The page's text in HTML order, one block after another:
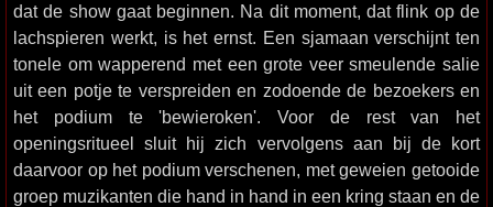
dat de show gaat beginnen. Na dit moment, dat flink op de
lachspieren werkt, is het ernst. Een sjamaan verschijnt ten
tonele om wapperend met een grote veer smeulende salie
uit een potje te verspreiden en zodoende de bezoekers en
het podium te 'bewieroken'. Voor de rest van het
openingsritueel sluit hij zich vervolgens aan bij de kort
daarvoor op het podium verschenen, met geweien getooide
groep muzikanten die hand in hand in een kring staan en de